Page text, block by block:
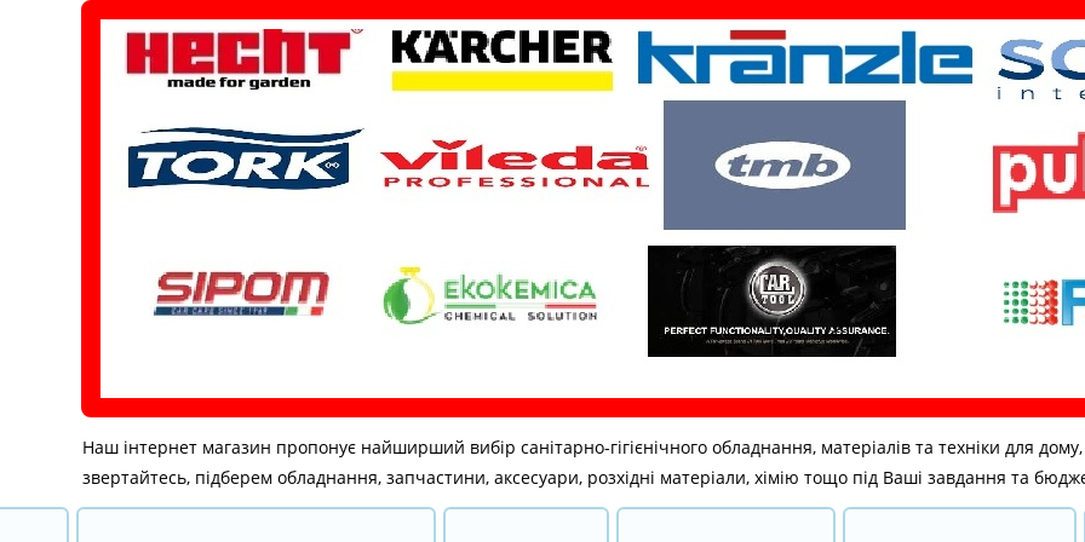
Наш інтернет магазин пропонує найширший вибір санітарно-гігієнічного обладнання, матеріалів та техніки для дому,
звертайтесь, підберем обладнання, запчастини, аксесуари, розхідні матеріали, хімію тощо під Ваші завдання та